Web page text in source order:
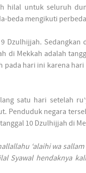
hilal untuk seluruh
beda mengikuti
Dzulhijjah.
di Mekkah adalah
hari ini karena
satu hari setelah
Penduduk negara
10 Dzulhijjah di
‘alaihi wa sallam
Syawal hendaknya